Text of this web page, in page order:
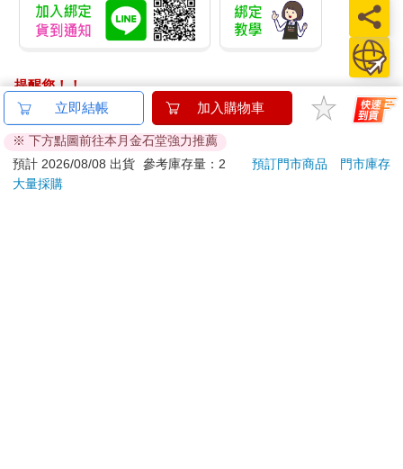
提醒您！！
金石堂及銀行均不會請您操作ATM! 如接獲電話要求您前往
ATM提款機，請不要聽從指示，以免受騙上當！
退換貨須知：
**提醒您，鑑賞期不等於試用期，退回商品須為全新狀態**
立即結帳 加入購物車
※ 下方點圖前往本月金石堂強力推薦
預計 2026/08/08 出貨 參考庫存量：2 預訂門市商品
門市庫存
大量採購